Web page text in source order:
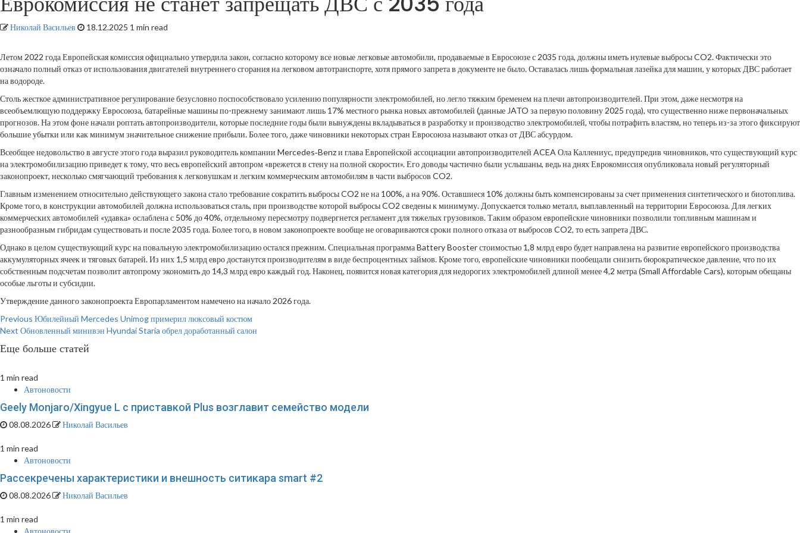
Николай Васильев 18.12.2025 1 min read
Летом 2022 года Европейская комиссия официально утвердила закон, согласно которому все новые легковые автомобили, продаваемые в Евросоюзе с 2035 года, должны иметь нулевые выбросы CO2. Фактически это
означало полный отказ от использования двигателей внутреннего сгорания на легковом автотранспорте, хотя прямого запрета в документе не было. Оставалась лишь формальная лазейка для машин, у которых ДВС работает
на водороде.
Столь жесткое административное регулирование безусловно поспособствовало усилению популярности электромобилей, но легло тяжким бременем на плечи автопроизводителей. При этом, даже несмотря на
всеобъемлющую поддержку Евросоюза, батарейные машины по-прежнему занимают лишь 17% местного рынка новых автомобилей (данные JATO за первую половину 2025 года), что существенно ниже первоначальных
прогнозов. На этом фоне начали роптать автопроизводители, которые последние годы были вынуждены вкладываться в разработку и производство электромобилей, чтобы потрафить властям, но теперь из-за этого фиксируют
большие убытки или как минимум значительное снижение прибыли. Более того, даже чиновники некоторых стран Евросоюза называют отказ от ДВС абсурдом.
Всеобщее недовольство в августе этого года выразил руководитель компании Mercedes‑Benz и глава Европейской ассоциации автопроизводителей ACEA Ола Каллениус, предупредив чиновников, что существующий курс
на электромобилизацию приведет к тому, что весь европейский автопром «врежется в стену на полной скорости». Его доводы частично были услышаны, ведь на днях Еврокомиссия опубликовала новый регуляторный
законопроект, несколько смягчающий требования к легковушкам и легким коммерческим автомобилям в части выбросов CO2.
Главным изменением относительно действующего закона стало требование сократить выбросы CO2 не на 100%, а на 90%. Оставшиеся 10% должны быть компенсированы за счет применения синтетического и биотоплива.
Кроме того, в конструкции автомобилей должна использоваться сталь, при производстве которой выбросы CO2 сведены к минимуму. Допускается только металл, выплавленный на территории Евросоюза. Для легких
коммерческих автомобилей «удавка» ослаблена с 50% до 40%, отдельному пересмотру подвергнется регламент для тяжелых грузовиков. Таким образом европейские чиновники позволили топливным машинам и
разнообразным гибридам существовать и после 2035 года. Более того, в новом законопроекте вообще не оговариваются сроки полного отказа от выбросов CO2, то есть запрета ДВС.
Однако в целом существующий курс на повальную электромобилизацию остался прежним. Специальная программа Battery Booster стоимостью 1,8 млрд евро будет направлена на развитие европейского производства
аккумуляторных ячеек и тяговых батарей. Из них 1,5 млрд евро достанутся производителям в виде беспроцентных займов. Кроме того, европейские чиновники пообещали снизить бюрократическое давление, что по их
собственным подсчетам позволит автопрому экономить до 14,3 млрд евро каждый год. Наконец, появится новая категория для недорогих электромобилей длиной менее 4,2 метра (Small Affordable Cars), которым обещаны
особые льготы и субсидии.
Утверждение данного законопроекта Европарламентом намечено на начало 2026 года.
Continue
Reading
Previous Юбилейный Mercedes Unimog примерил люксовый костюм
Next Обновленный минивэн Hyundai Staria обрел доработанный салон
Еще больше статей
1 min read
Автоновости
Geely Monjaro/Xingyue L с приставкой Plus возглавит семейство модели
08.08.2026 Николай Васильев
1 min read
Автоновости
Рассекречены характеристики и внешность ситикара smart #2
08.08.2026 Николай Васильев
1 min read
Автоновости